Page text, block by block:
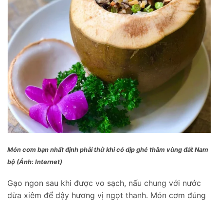
Món cơm bạn nhất định phải thử khi có dịp ghé thăm vùng đất Nam
bộ (Ảnh: Internet)
Gạo ngon sau khi được vo sạch, nấu chung với nước
dừa xiêm để dậy hương vị ngọt thanh. Món cơm đúng